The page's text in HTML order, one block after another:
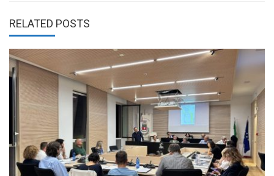
RELATED POSTS